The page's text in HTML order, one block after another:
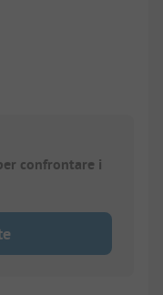
confrontare i